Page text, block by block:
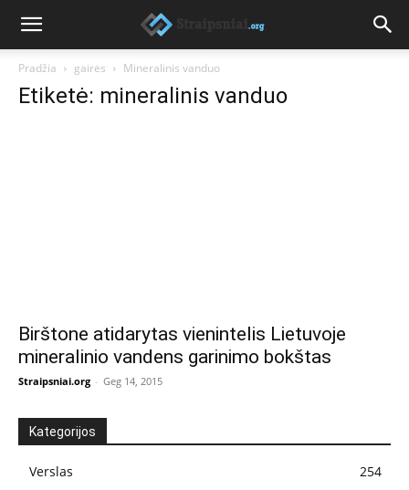
Pradžia gairės Mineralinis vanduo
Etiketė: mineralinis vanduo
Birštone atidarytas vienintelis Lietuvoje
mineralinio vandens garinimo bokštas
Straipsniai.org - Geg 14, 2015
Kategorijos
Verslas
254